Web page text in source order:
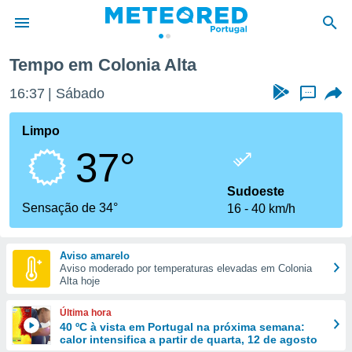
da
foi
fornecidas
a este
das
e
forma
digital
Tempo em Colonia Alta
16:37 Sábado ...
Limpo
37°
Sensação de 34°
Sudoeste
16
40 km/h
Aviso amarelo
Aviso moderado por temperaturas elevadas em Colonia
Alta hoje
Última hora
40 ºC à vista em Portugal na próxima semana:
calor intensifica a partir de quarta, 12 de agosto